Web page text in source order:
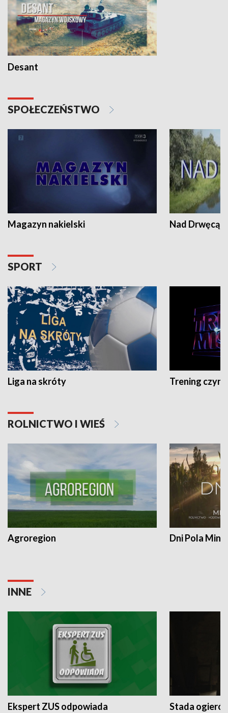
Desant
SPOŁECZEŃSTWO
Magazyn nakielski Nad Drwęcą
SPORT
Liga na skróty Trening czyni
ROLNICTWO I WIEŚ
Agroregion Dni Pola
INNE
Ekspert ZUS odpowiada Stada